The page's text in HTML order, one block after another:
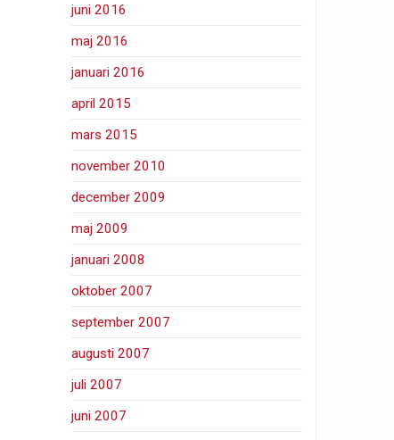
juni 2016
maj 2016
januari 2016
april 2015
mars 2015
november 2010
december 2009
maj 2009
januari 2008
oktober 2007
september 2007
augusti 2007
juli 2007
juni 2007